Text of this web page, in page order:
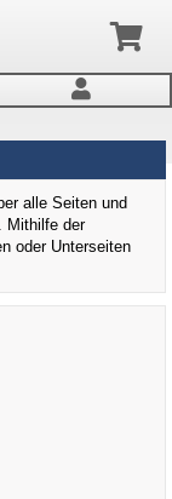
alle Seiten und
. Mithilfe der
oder Unterseiten